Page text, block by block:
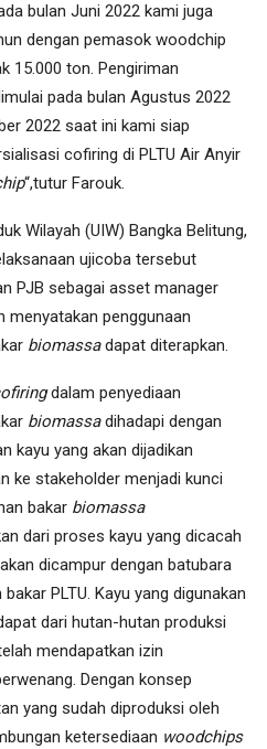
bulan Juni 2022 kami juga
dengan pemasok woodchip
15.000 ton. Pengiriman
pada bulan Agustus 2022
2022 saat ini kami siap
cofiring di PLTU Air Anyir
“,tutur Farouk.
Wilayah (UIW) Bangka Belitung,
ujicoba tersebut
PJB sebagai asset manager
menyatakan penggunaan
biomassadapat diterapkan.
dalam penyediaan
biomassadihadapi dengan
kayu yang akan dijadikan
ke stakeholder menjadi kunci
bakar biomassa
dari proses kayu yang dicacah
dicampur dengan batubara
PLTU. Kayu yang digunakan
dari hutan-hutan produksi
mendapatkan izin
Dengan konsep
yang sudah diproduksi oleh
ketersediaan woodchips